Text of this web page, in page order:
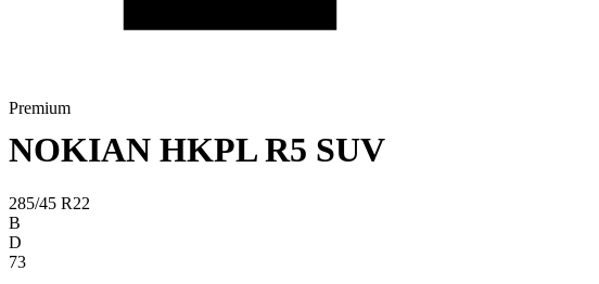
Premium
NOKIAN HKPL R5 SUV
285/45 R22
B
D
73